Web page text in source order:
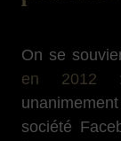
On se
en 2012 :
société